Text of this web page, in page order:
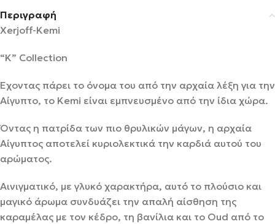
Περιγραφή
Xerjoff-Kemi
“K” Collection
Έχοντας πάρει το όνομα του από την αρχαία λέξη για την
Αίγυπτο, το Kemi είναι εμπνευσμένο από την ίδια χώρα.
Όντας η πατρίδα των πιο θρυλικών μάγων, η αρχαία
Αίγυπτος αποτελεί κυριολεκτικά την καρδιά αυτού του
αρώματος.
Αινιγματικό, με γλυκό χαρακτήρα, αυτό το πλούσιο και
μαγικό άρωμα συνδυάζει την απαλή αίσθηση της
καραμέλας με τον κέδρο, τη βανίλια και το Oud από το